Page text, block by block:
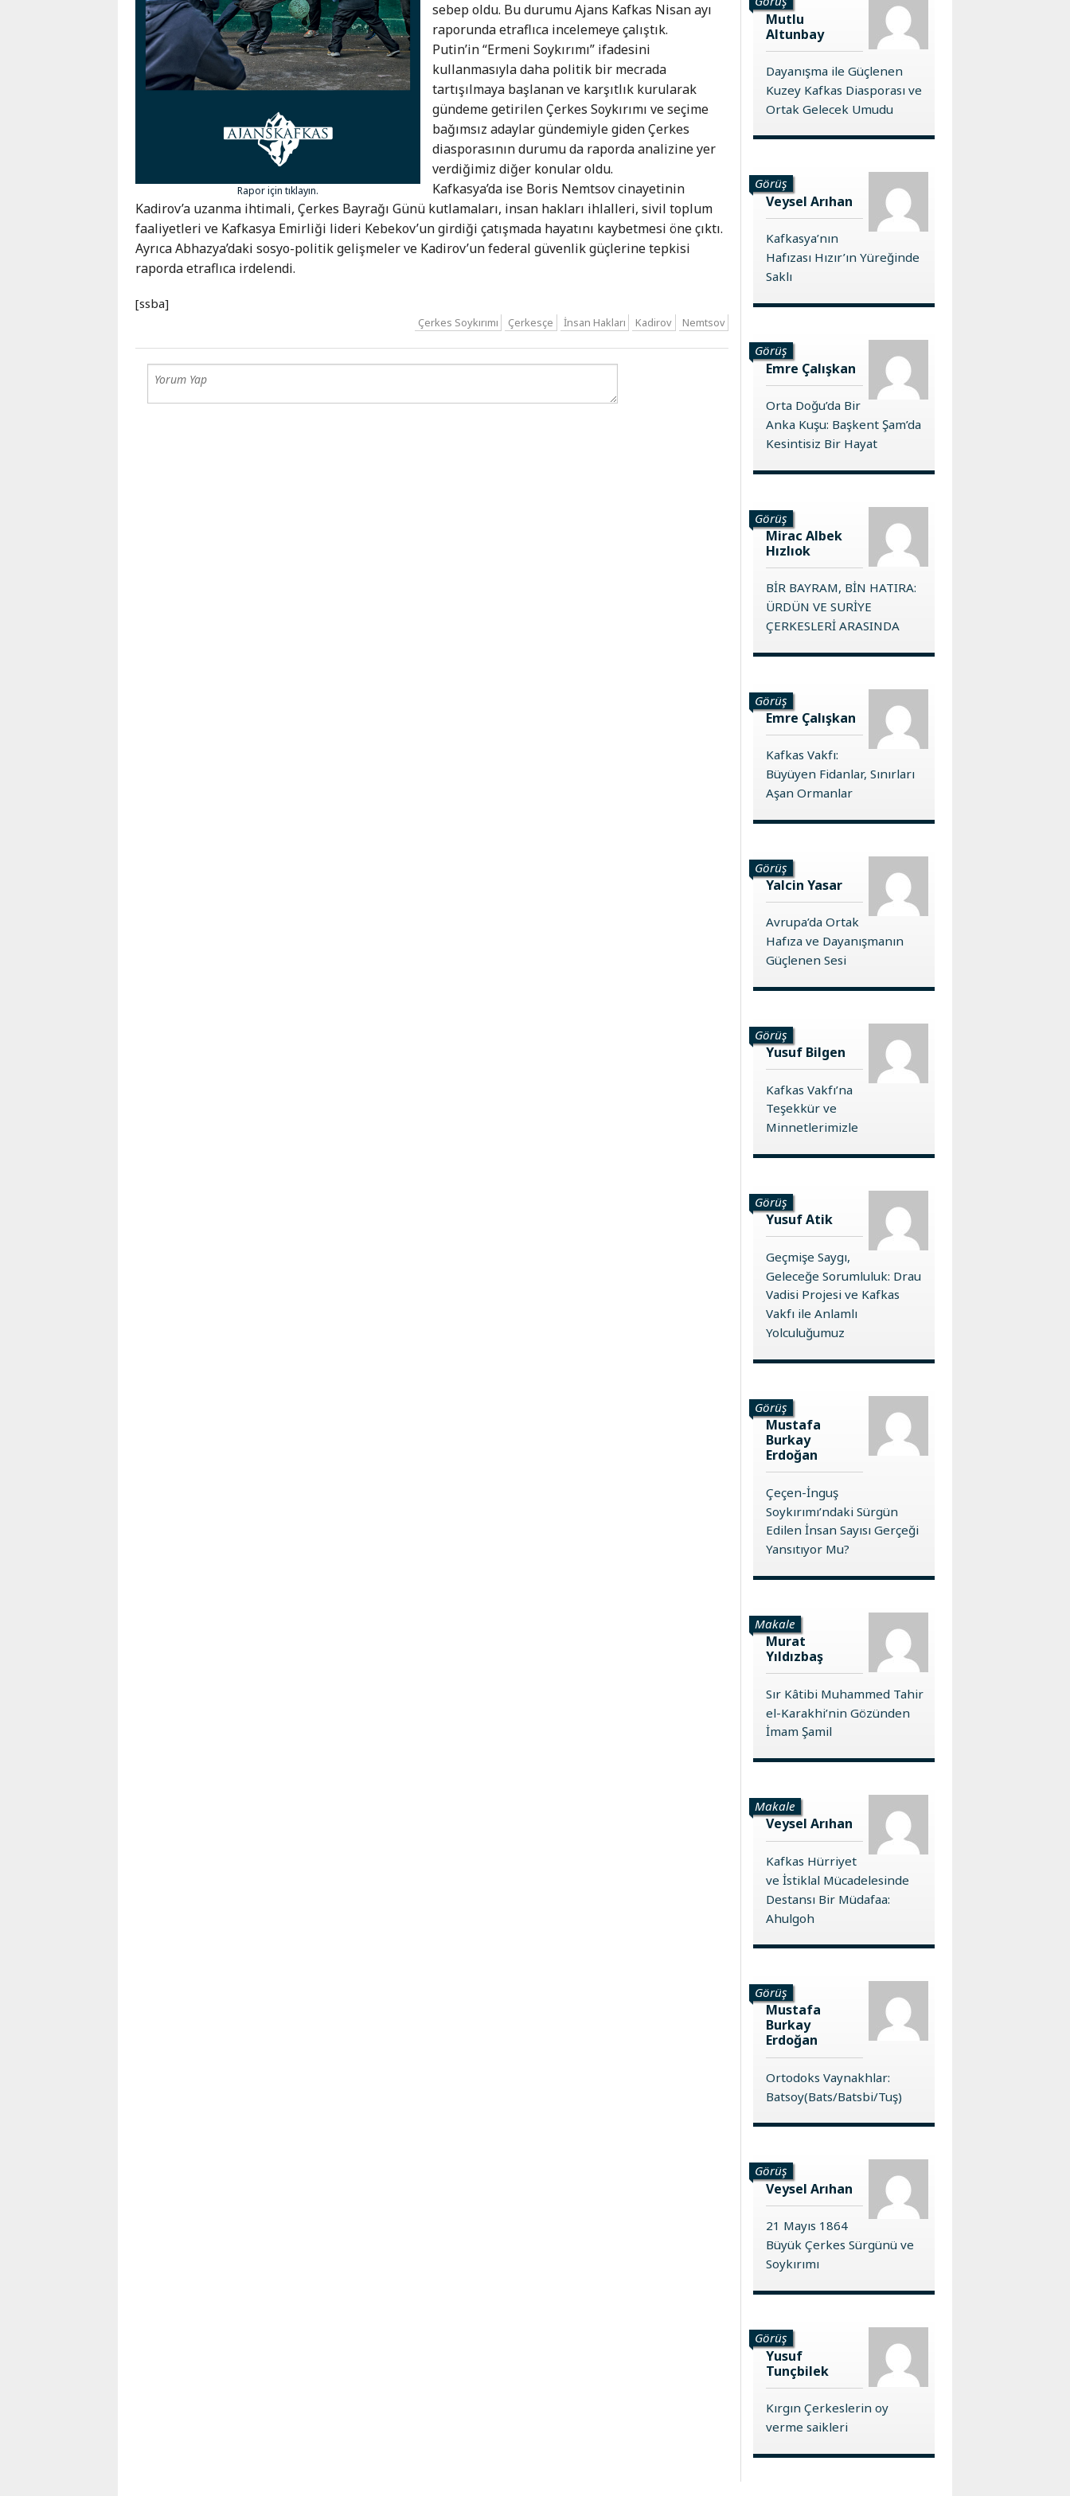
Karaçay-
Çerkes
Krasnodar
Kray
Kuzey
Stavropol
Rapor için tıklayın.
sebep oldu. Bu durumu Ajans Kafkas Nisan ayı
raporunda etraflıca incelemeye çalıştık.
Putin’in “Ermeni Soykırımı” ifadesini
kullanmasıyla daha politik bir mecrada
tartışılmaya başlanan ve karşıtlık kurularak
gündeme getirilen Çerkes Soykırımı ve seçime
bağımsız adaylar gündemiyle giden Çerkes
diasporasının durumu da raporda analizine yer
verdiğimiz diğer konular oldu.
Kafkasya’da ise Boris Nemtsov cinayetinin
Kadirov’a uzanma ihtimali, Çerkes Bayrağı Günü kutlamaları, insan hakları ihlalleri, sivil toplum
faaliyetleri ve Kafkasya Emirliği lideri Kebekov’un girdiği çatışmada hayatını kaybetmesi öne çıktı.
Ayrıca Abhazya’daki sosyo-politik gelişmeler ve Kadirov’un federal güvenlik güçlerine tepkisi
raporda etraflıca irdelendi.
[ssba]
Çerkes Soykırımı Çerkesçe İnsan Hakları Kadirov Nemtsov
Mutlu
Altunbay
Dayanışma ile Güçlenen
Kuzey Kafkas Diasporası ve
Ortak Gelecek Umudu
Görüş
Veysel Arıhan
Kafkasya’nın
Hafızası Hızır’ın Yüreğinde
Saklı
Görüş
Emre Çalışkan
Orta Doğu’da Bir
Anka Kuşu: Başkent Şam’da
Kesintisiz Bir Hayat
Görüş
Mirac Albek
Hızlıok
BİR BAYRAM, BİN HATIRA:
ÜRDÜN VE SURİYE
ÇERKESLERİ ARASINDA
Görüş
Emre Çalışkan
Kafkas Vakfı:
Büyüyen Fidanlar, Sınırları
Aşan Ormanlar
Görüş
Yalcin Yasar
Avrupa’da Ortak
Hafıza ve Dayanışmanın
Güçlenen Sesi
Görüş
Yusuf Bilgen
Kafkas Vakfı’na
Teşekkür ve
Minnetlerimizle
Görüş
Yusuf Atik
Geçmişe Saygı,
Geleceğe Sorumluluk: Drau
Vadisi Projesi ve Kafkas
Vakfı ile Anlamlı
Yolculuğumuz
Görüş
Mustafa
Burkay
Erdoğan
Çeçen-İnguş
Soykırımı’ndaki Sürgün
Edilen İnsan Sayısı Gerçeği
Yansıtıyor Mu?
Makale
Murat
Yıldızbaş
Sır Kâtibi Muhammed Tahir
el-Karakhi’nin Gözünden
İmam Şamil
Makale
Veysel Arıhan
Kafkas Hürriyet
ve İstiklal Mücadelesinde
Destansı Bir Müdafaa:
Ahulgoh
Görüş
Mustafa
Burkay
Erdoğan
Ortodoks Vaynakhlar:
Batsoy(Bats/Batsbi/Tuş)
Görüş
Veysel Arıhan
21 Mayıs 1864
Büyük Çerkes Sürgünü ve
Soykırımı
Görüş
Yusuf
Tunçbilek
Kırgın Çerkeslerin oy
verme saikleri